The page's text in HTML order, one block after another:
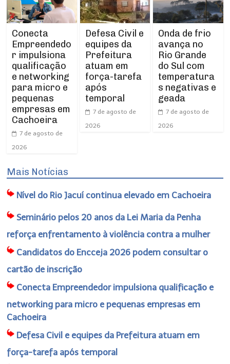
Conecta
Empreendedo
r impulsiona
qualificação
e networking
para micro e
pequenas
empresas em
Cachoeira
7 de agosto de
2026
Defesa Civil e
equipes da
Prefeitura
atuam em
força-tarefa
após
temporal
7 de agosto de
2026
Onda de frio
avança no
Rio Grande
do Sul com
temperatura
s negativas e
geada
7 de agosto de
2026
Mais Notícias
Nível do Rio Jacuí continua elevado em Cachoeira
Seminário pelos 20 anos da Lei Maria da Penha
reforça enfrentamento à violência contra a mulher
Candidatos do Encceja 2026 podem consultar o
cartão de inscrição
Conecta Empreendedor impulsiona qualificação e
networking para micro e pequenas empresas em
Cachoeira
Defesa Civil e equipes da Prefeitura atuam em
força-tarefa após temporal